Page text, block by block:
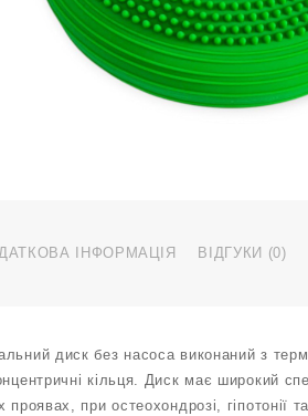
ІНФОРМАЦІЯ ВІДГУКИ (0)
диск без насоса виконаний з
кільця. Диск має широкий
проявах, при остеохондрозі,